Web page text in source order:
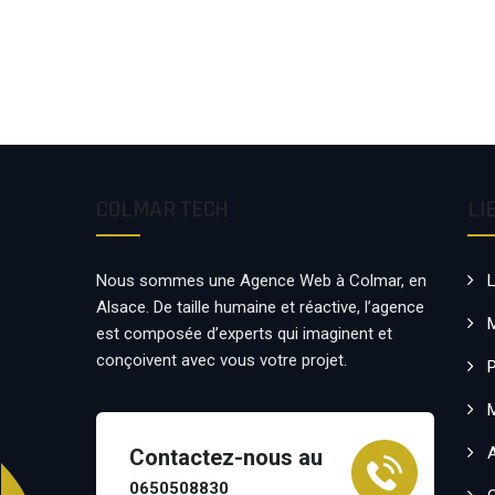
Nous sommes une Agence Web à Colmar, en
Alsace. De taille humaine et réactive, l’agence
est composée d’experts qui imaginent et
conçoivent avec vous votre projet.
Contactez-nous au
0650508830